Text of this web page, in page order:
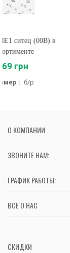
Пеленка
О КОМПАНИИ
ЗВОНИТЕ НАМ:
ГРАФИК РАБОТЫ:
ВСЕ О НАС
СКИДКИ